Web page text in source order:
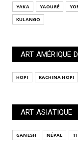
YAKA
YAOURÉ
KULANGO
ART AMÉRIQUE
HOPI KACHINA HOPI
ART ASIATIQUE
GANESH NÉPAL